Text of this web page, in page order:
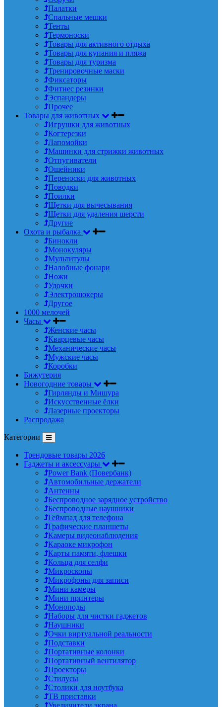
Палатки
Спальные мешки
Тенты
Термоноски
Товары для активного отдыха
Товары для купания и пляжа
Товары для туризма
Тренировочные маски
Фиксаторы
Фитнес резинки
Эспандеры
Прочее
Товары для животных
Игрушки для животных
Когтерезки
Лапомойки
Машинки для стрижки животных
Отпугиватели
Ошейники
Переноски для животных
Поводки
Поилки
Щетки для вычесывания
Щетки для удаления шерсти
Другие
Охота и рыбалка
Бинокли
Монокуляры
Мультитулы
Налобные фонари
Ножи
Удочки
Электрошокеры
Другое
1000 мелочей
Часы
Женские часы
Кварцевые часы
Механические часы
Мужские часы
Коробки
Бижутерия
Новогодние товары
Гирлянды и Мишура
Искусственные ёлки
Лазерные проекторы
Распродажа
Категории
Трендовые товары 2026
Гаджеты и аксессуары
Power Bank (Повербанк)
Автомобильные держатели
Антенны
Беспроводное зарядное устройство
Беспроводные наушники
Геймпад для телефона
Графические планшеты
Камеры видеонаблюдения
Караоке микрофон
Карты памяти, флешки
Кольца для селфи
Микроскопы
Микрофоны для записи
Мини камеры
Мини принтеры
Моноподы
Наборы для чистки гаджетов
Наушники
Очки виртуальной реальности
Подставки
Портативные колонки
Портативный вентилятор
Проекторы
Стилусы
Столики для ноутбука
ТВ приставки
Увеличители экрана